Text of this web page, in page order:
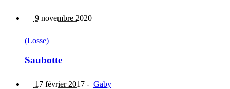
9 novembre 2020
(Losse)
Saubotte
17 février 2017 - Gaby